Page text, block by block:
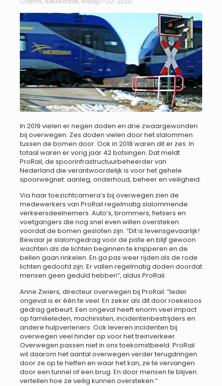
In 2019 vielen er negen doden en drie zwaargewonden
bij overwegen. Zes doden vielen door het slalommen
tussen de bomen door. Ook in 2018 waren dit er zes. In
totaal waren er vorig jaar 42 botsingen. Dat meldt
ProRail, de spoorinfrastructuurbeheerder van
Nederland die verantwoordelijk is voor het gehele
spoorwegnet: aanleg, onderhoud, beheer en veiligheid.
Via haar toezichtcamera’s bij overwegen zien de
medewerkers van ProRail regelmatig slalommende
verkeersdeelnemers. Auto’s, brommers, fietsers en
voetgangers die nog snel even willen oversteken
voordat de bomen gesloten zijn. “Dit is levensgevaarlijk!
Bewaar je slalomgedrag voor de piste en blijf gewoon
wachten als de lichten beginnen te knipperen en de
bellen gaan rinkelen. En ga pas weer rijden als de rode
lichten gedoofd zijn. Er vallen regelmatig doden doordat
mensen geen geduld hebben”, aldus ProRail.
Anne Zwiers, directeur overwegen bij ProRail: “Ieder
ongeval is er één te veel. En zeker als dit door roekeloos
gedrag gebeurt. Een ongeval heeft enorm veel impact
op familieleden, machinisten, incidentenbestrijders en
andere hulpverleners. Ook leveren incidenten bij
overwegen veel hinder op voor het treinverkeer.
Overwegen passen niet in ons toekomstbeeld. ProRail
wil daarom het aantal overwegen verder terugdringen
door ze op te heffen en waar het kan, ze te vervangen
door een tunnel of een brug. En door mensen te blijven
vertellen hoe ze veilig kunnen oversteken.”